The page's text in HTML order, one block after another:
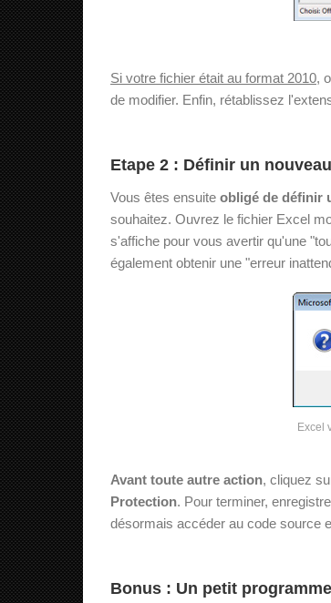
Si votre fichier était au format 2010,
de modifier. Enfin, rétablissez
Etape 2 : Définir un
Vous êtes ensuite obligé de définir
souhaitez. Ouvrez le fichier Excel
s'affiche pour vous avertir qu'une
également obtenir une "erreur
Excel
Avant toute autre action, cliquez
Protection. Pour terminer,
désormais accéder au code source
Bonus : Un petit